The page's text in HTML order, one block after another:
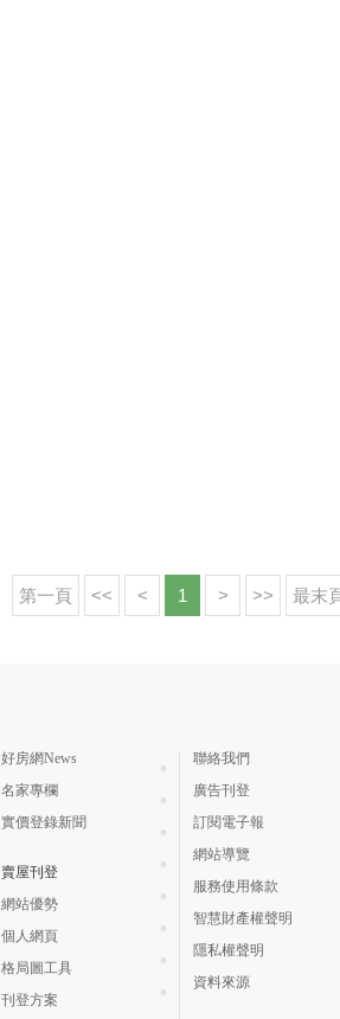
第一頁 << < 1 > >> 最末
好房網News
名家專欄
實價登錄新聞
賣屋刊登
網站優勢
個人網頁
格局圖工具
刊登方案
聯絡我們
廣告刊登
訂閱電子報
網站導覽
服務使用條款
智慧財產權聲明
隱私權聲明
資料來源